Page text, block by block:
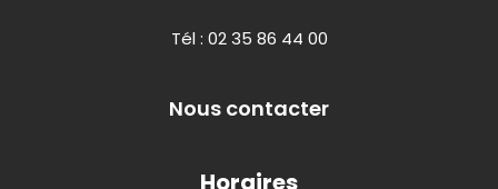
Tél : 02 35 86 44 00
Nous contacter
Horaires